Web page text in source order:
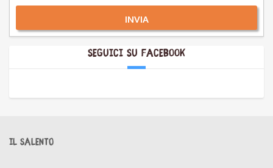
INVIA
Alternative:
Seguici su Facebook
IL SALENTO